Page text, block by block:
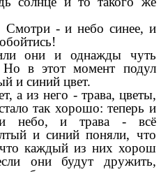
- и небо синее, и
они и однажды чуть
Но в этот момент подул
и синий цвет.
а из него - трава, цветы,
так хорошо: теперь и
небо, и трава - всё
и синий поняли, что
каждый из них хорош
они будут дружить,